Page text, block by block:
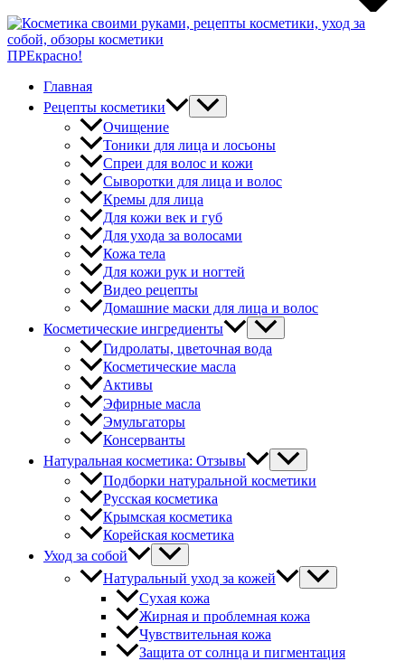
ПРЕкрасно!
Главная
Рецепты косметики
Очищение
Тоники для лица и лосьоны
Спреи для волос и кожи
Сыворотки для лица и волос
Кремы для лица
Для кожи век и губ
Для ухода за волосами
Кожа тела
Для кожи рук и ногтей
Видео рецепты
Домашние маски для лица и волос
Косметические ингредиенты
Гидролаты, цветочная вода
Косметические масла
Активы
Эфирные масла
Эмульгаторы
Консерванты
Натуральная косметика: Отзывы
Подборки натуральной косметики
Русская косметика
Крымская косметика
Корейская косметика
Уход за собой
Натуральный уход за кожей
Сухая кожа
Жирная и проблемная кожа
Чувствительная кожа
Защита от солнца и пигментация